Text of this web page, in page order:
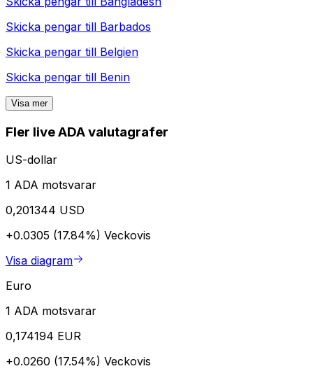
Skicka pengar till Barbados
Skicka pengar till Belgien
Skicka pengar till Benin
Visa mer
Fler live ADA valutagrafer
US-dollar
1 ADA motsvarar
0,201344 USD
+0.0305 (17.84%) Veckovis
Visa diagram
Euro
1 ADA motsvarar
0,174194 EUR
+0.0260 (17.54%) Veckovis